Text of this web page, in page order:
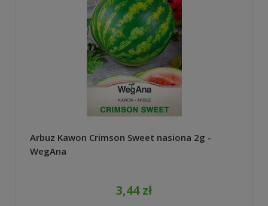
Arbuz Kawon Crimson Sweet nasiona 2g -
WegAna
3,44 zł